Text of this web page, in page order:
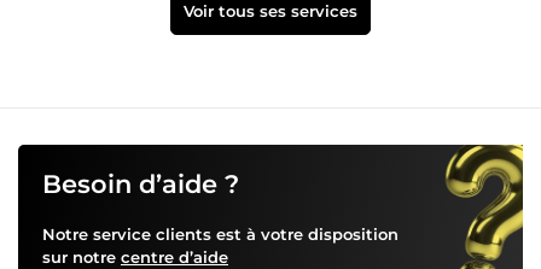
Voir tous ses services
Besoin d’aide ?
Notre service clients est à votre disposition
sur notre centre d’aide